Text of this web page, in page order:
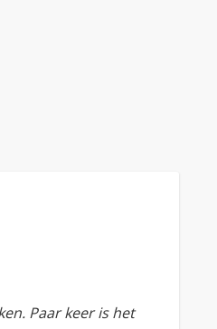
Paar keer is het